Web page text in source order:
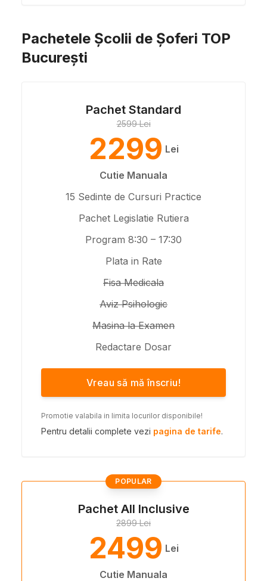
Pachetele Școlii de Șoferi TOP
București
Pachet Standard
2599 Lei
2299 Lei
Cutie Manuala
15 Sedinte de Cursuri Practice
Pachet Legislatie Rutiera
Program 8:30 – 17:30
Plata in Rate
Fisa Medicala
Aviz Psihologic
Masina la Examen
Redactare Dosar
Vreau să mă înscriu!
Promotie valabila in limita locurilor disponibile!
Pentru detalii complete vezi pagina de tarife.
POPULAR
Pachet All Inclusive
2899 Lei
2499 Lei
Cutie Manuala